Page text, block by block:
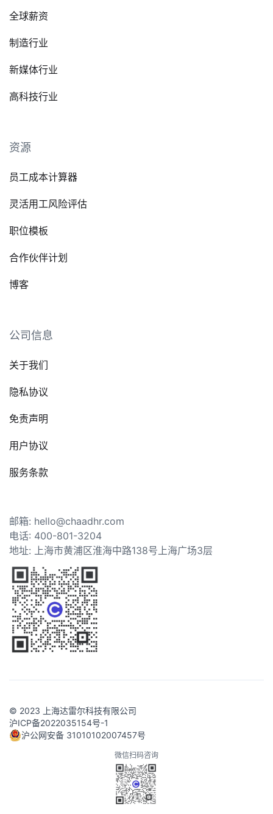
全球薪资
制造行业
新媒体行业
高科技行业
资源
员工成本计算器
灵活用工风险评估
职位模板
合作伙伴计划
博客
公司信息
关于我们
隐私协议
免责声明
用户协议
服务条款
邮箱: hello@chaadhr.com
电话: 400-801-3204
地址: 上海市黄浦区淮海中路138号上海广场3层
© 2023 上海达雷尔科技有限公司
沪ICP备2022035154号-1
沪公网安备 31010102007457号
微信扫码咨询